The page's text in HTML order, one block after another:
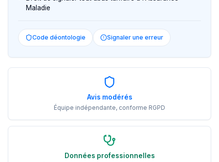
Maladie
Code déontologie Signaler une erreur
Avis modérés
Équipe indépendante, conforme RGPD
Données professionnelles